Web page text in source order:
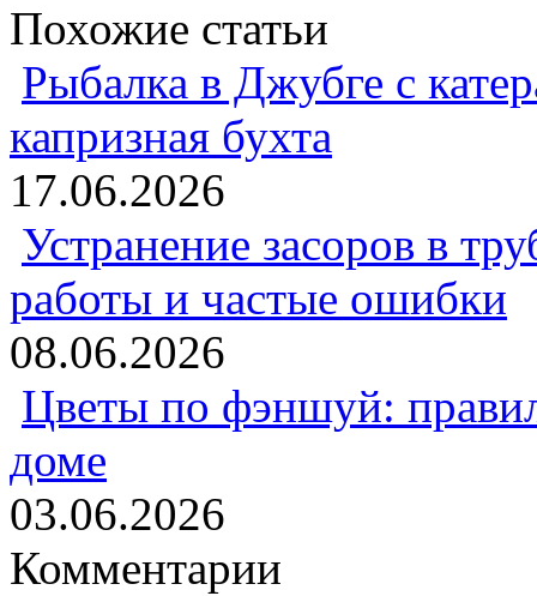
Похожие статьи
Рыбалка в Джубге с
капризная бухта
17.06.2026
Устранение засоров в
работы и частые ошибки
08.06.2026
Цветы по фэншуй:
доме
03.06.2026
Комментарии